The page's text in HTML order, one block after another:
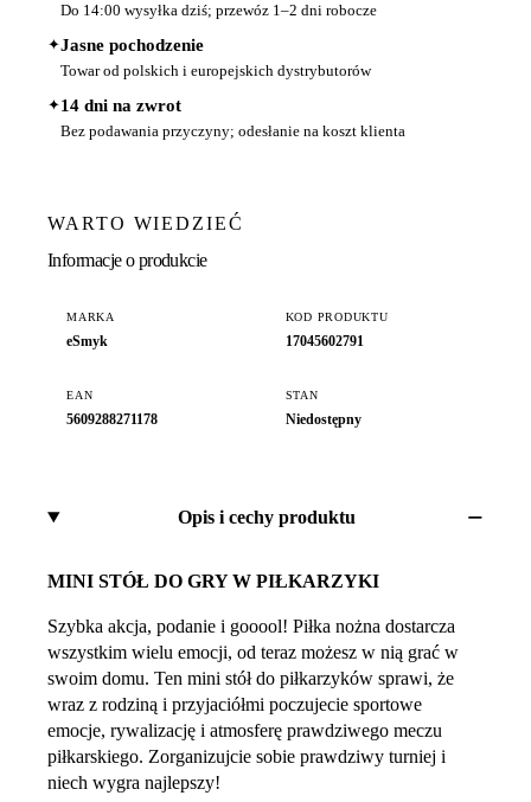
Do 14:00 wysyłka dziś; przewóz 1–2 dni robocze
✦Jasne pochodzenie
Towar od polskich i europejskich dystrybutorów
✦14 dni na zwrot
Bez podawania przyczyny; odesłanie na koszt klienta
WARTO WIEDZIEĆ
Informacje o produkcie
MARKA
eSmyk
KOD PRODUKTU
17045602791
EAN
5609288271178
STAN
Niedostępny
Opis i cechy produktu
MINI STÓŁ DO GRY W PIŁKARZYKI
Szybka akcja, podanie i gooool! Piłka nożna dostarcza
wszystkim wielu emocji, od teraz możesz w nią grać w
swoim domu. Ten mini stół do piłkarzyków sprawi, że
wraz z rodziną i przyjaciółmi poczujecie sportowe
emocje, rywalizację i atmosferę prawdziwego meczu
piłkarskiego. Zorganizujcie sobie prawdziwy turniej i
niech wygra najlepszy!